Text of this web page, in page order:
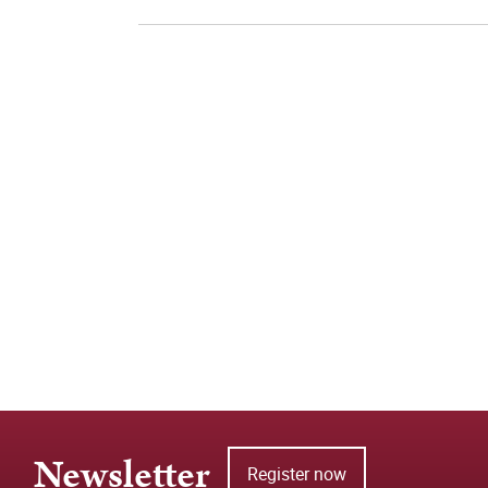
Newsletter Register now